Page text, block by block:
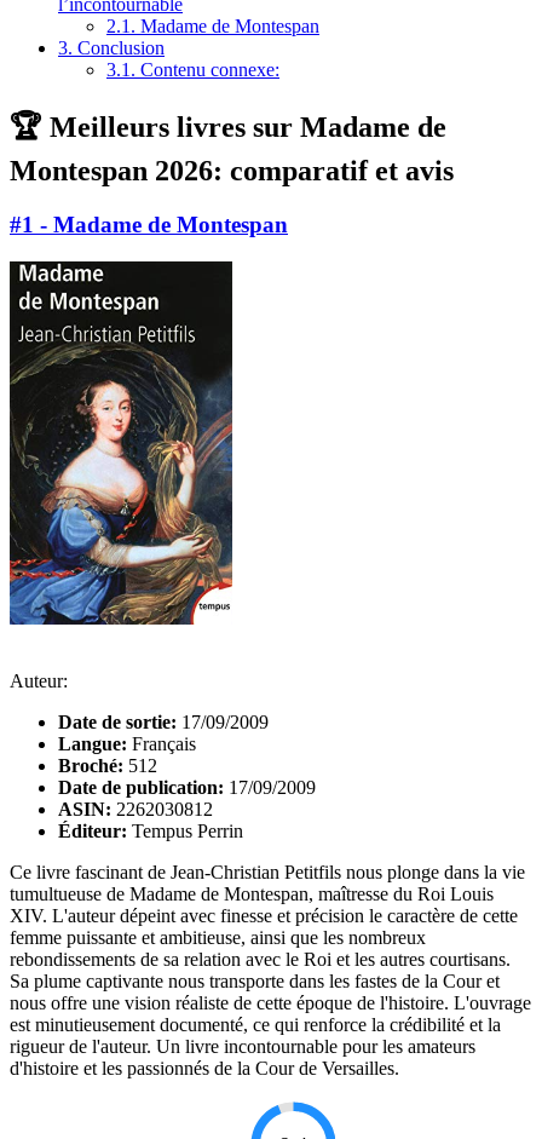
l’incontournable
2.1. Madame de Montespan
3. Conclusion
3.1. Contenu connexe:
🏆 Meilleurs livres sur Madame de
Montespan 2026: comparatif et avis
#1 - Madame de Montespan
Auteur:
Date de sortie: 17/09/2009
Langue: Français
Broché: 512
Date de publication: 17/09/2009
ASIN: 2262030812
Éditeur: Tempus Perrin
Ce livre fascinant de Jean-Christian Petitfils nous plonge dans la vie
tumultueuse de Madame de Montespan, maîtresse du Roi Louis
XIV. L'auteur dépeint avec finesse et précision le caractère de cette
femme puissante et ambitieuse, ainsi que les nombreux
rebondissements de sa relation avec le Roi et les autres courtisans.
Sa plume captivante nous transporte dans les fastes de la Cour et
nous offre une vision réaliste de cette époque de l'histoire. L'ouvrage
est minutieusement documenté, ce qui renforce la crédibilité et la
rigueur de l'auteur. Un livre incontournable pour les amateurs
d'histoire et les passionnés de la Cour de Versailles.